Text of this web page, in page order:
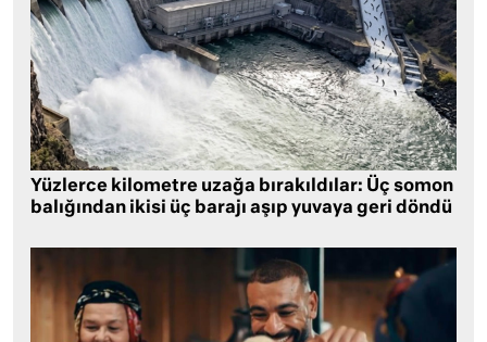
Yüzlerce kilometre uzağa bırakıldılar: Üç somon
balığından ikisi üç barajı aşıp yuvaya geri döndü